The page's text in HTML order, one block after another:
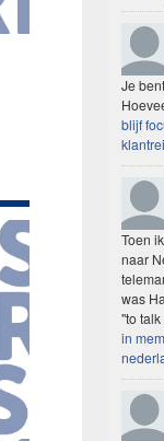
Je
blijf
Toen
naar
was
"to talk
in